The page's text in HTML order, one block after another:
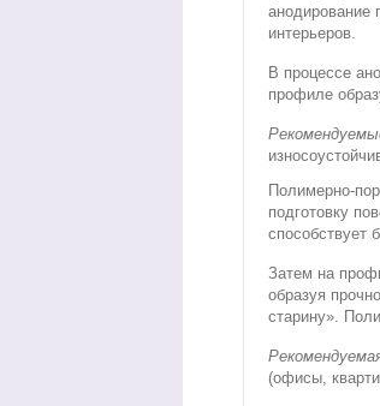
анодирование
интерьеров.
В процессе
профиле
Полимерно-
подготовку
способствует
Затем на
образуя
старину».
(офисы,